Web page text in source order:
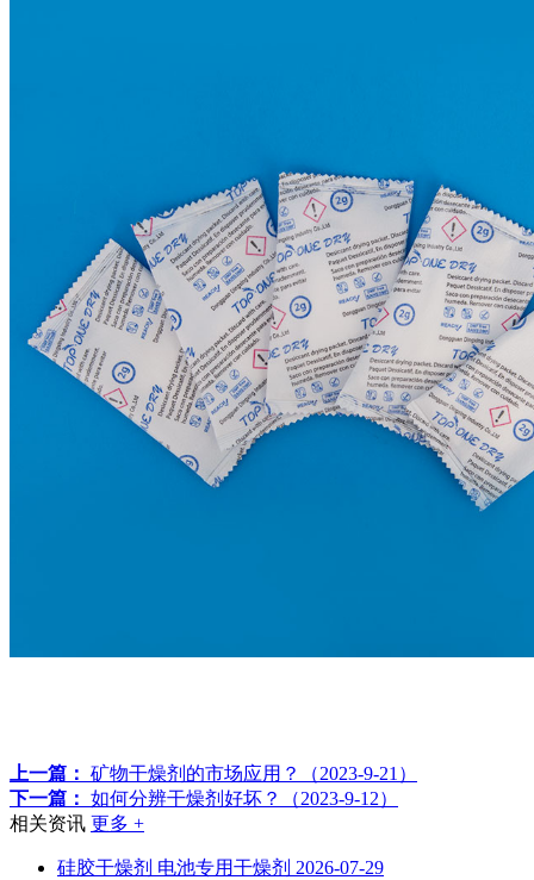
上一篇： 矿物干燥剂的市场应用？（2023-9-21）
下一篇： 如何分辨干燥剂好坏？（2023-9-12）
相关资讯 更多 +
硅胶干燥剂 电池专用干燥剂 2026-07-29